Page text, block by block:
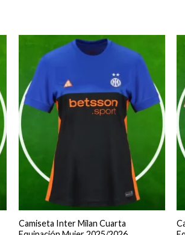
Camiseta Inter Milan Cuarta